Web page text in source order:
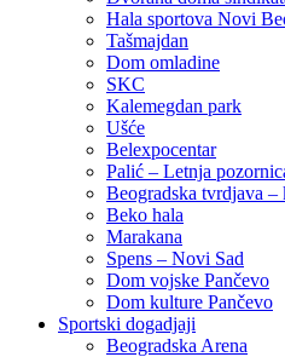
Hala sportova Novi
Tašmajdan
Dom omladine
SKC
Kalemegdan park
Ušće
Belexpocentar
Palić – Letnja
Beogradska tvrdjava –
Beko hala
Marakana
Spens – Novi Sad
Dom vojske Pančevo
Dom kulture Pančevo
Sportski dogadjaji
Beogradska Arena